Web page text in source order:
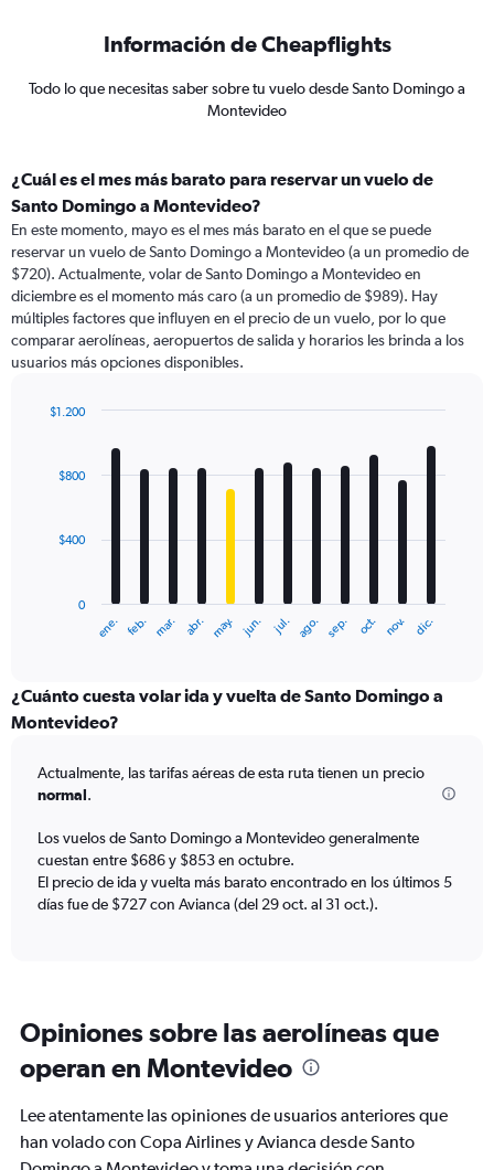
Información de Cheapflights
Todo lo que necesitas saber sobre tu vuelo desde Santo Domingo a
Montevideo
¿Cuál es el mes más barato para reservar un vuelo de
Santo Domingo a Montevideo?
En este momento, mayo es el mes más barato en el que se puede
reservar un vuelo de Santo Domingo a Montevideo (a un promedio de
$720). Actualmente, volar de Santo Domingo a Montevideo en
diciembre es el momento más caro (a un promedio de $989). Hay
múltiples factores que influyen en el precio de un vuelo, por lo que
comparar aerolíneas, aeropuertos de salida y horarios les brinda a los
usuarios más opciones disponibles.
with
The
categories.
Range:
The
chart
1
Y
axis
displaying
ene. feb. mar. abr. may. jun. jul. ago. sep. oct. nov. dic.
0
$400
$800
$1.200
¿Cuánto cuesta volar ida y vuelta de Santo Domingo a
Montevideo?
Actualmente, las tarifas aéreas de esta ruta tienen un precio
normal.
Los vuelos de Santo Domingo a Montevideo generalmente
cuestan entre $686 y $853 en octubre.
El precio de ida y vuelta más barato encontrado en los últimos 5
días fue de $727 con Avianca (del 29 oct. al 31 oct.).
Opiniones sobre las aerolíneas que
operan en Montevideo
Lee atentamente las opiniones de usuarios anteriores que
han volado con Copa Airlines y Avianca desde Santo